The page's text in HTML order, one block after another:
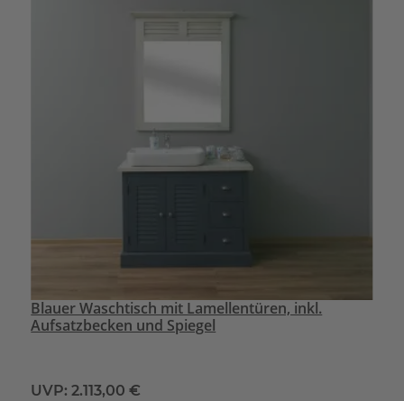
Blauer Waschtisch mit Lamellentüren, inkl.
Aufsatzbecken und Spiegel
UVP: 2.113,00 €